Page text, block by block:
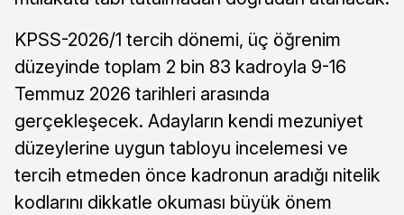
KPSS-2026/1 tercih dönemi, üç öğrenim
düzeyinde toplam 2 bin 83 kadroyla 9-16
Temmuz 2026 tarihleri arasında
gerçekleşecek. Adayların kendi mezuniyet
düzeylerine uygun tabloyu incelemesi ve
tercih etmeden önce kadronun aradığı nitelik
kodlarını dikkatle okuması büyük önem